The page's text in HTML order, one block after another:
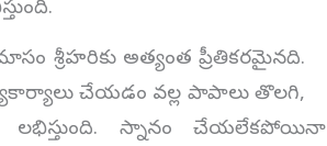
శ్రీహరికు అత్యంత ప్రీతికరమైనది.
చేయడం వల్ల పాపాలు తొలగి,
లభిస్తుంది. స్నానం చేయలేకపోయినా